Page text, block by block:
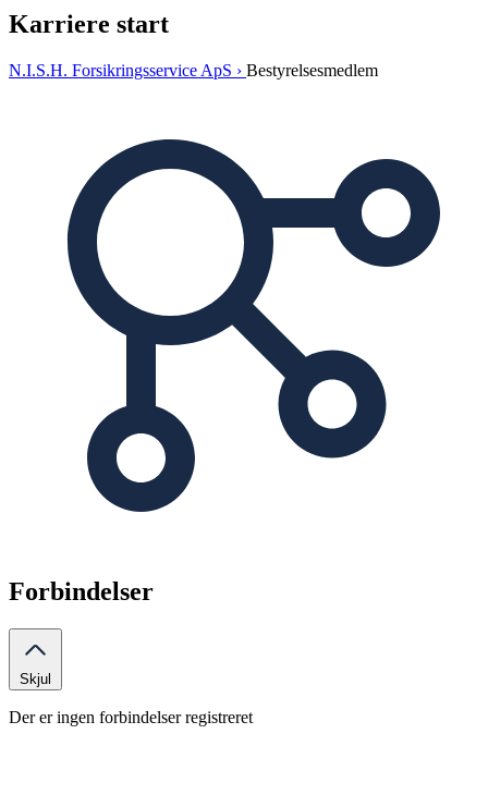
Karriere start
N.I.S.H. Forsikringsservice ApS › Bestyrelsesmedlem
Forbindelser
Skjul
Der er ingen forbindelser registreret